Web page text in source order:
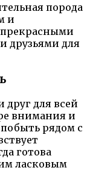
порода
и
прекрасными
друзьями для
для всей
внимания и
рядом с
готова
ласковым